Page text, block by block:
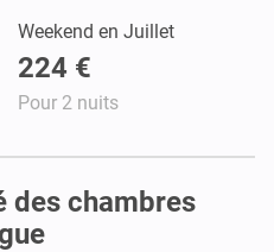
Weekend en Juillet
224 €
Pour 2 nuits
des chambres